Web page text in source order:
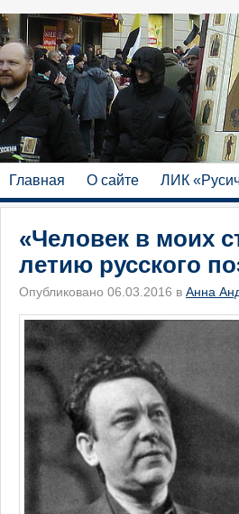
Главная О сайте ЛИК
«Человек в моих
летию русского
Опубликовано 06.03.2016 в Анна